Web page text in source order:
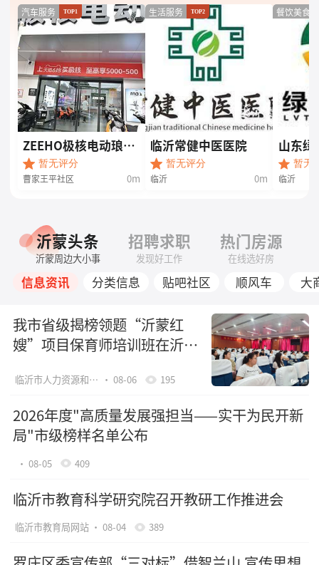
汽车服务 TOP1
ZEEHO极核电动琅琊
王路店
暂无评分
曹家王平社区 0m
生活服务 TOP2
临沂常健中医医院
暂无评分
临沂 0m
餐饮美食
山东绿
限公司
暂无
临沂
沂蒙头条
沂蒙周边大小事
招聘求职
发现好工作
热门房源
在线选好房
信息资讯 分类信息 贴吧社区 顺风车 大
我市省级揭榜领题“沂蒙红
嫂”项目保育师培训班在沂水
临沂市人力资源和社会保障局网站 · 08-06 195
2026年度"高质量发展强担当——实干为民开新
局"市级榜样名单公布
· 08-05 409
临沂市教育科学研究院召开教研工作推进会
临沂市教育局网站 · 08-04 389